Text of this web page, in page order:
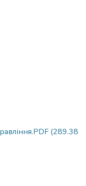
(289.38